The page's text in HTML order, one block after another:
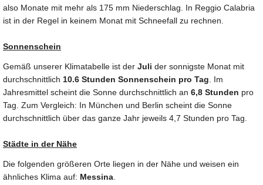
also Monate mit mehr als 175 mm Niederschlag. In Reggio Calabria
ist in der Regel in keinem Monat mit Schneefall zu rechnen.
Sonnenschein
Gemäß unserer Klimatabelle ist der Juli der sonnigste Monat mit
durchschnittlich 10.6 Stunden Sonnenschein pro Tag . Im
Jahresmittel scheint die Sonne durchschnittlich an 6,8 Stunden pro
Tag. Zum Vergleich: In München und Berlin scheint die Sonne
durchschnittlich über das ganze Jahr jeweils 4,7 Stunden pro Tag.
Städte in der Nähe
Die folgenden größeren Orte liegen in der Nähe und weisen ein
ähnliches Klima auf: Messina